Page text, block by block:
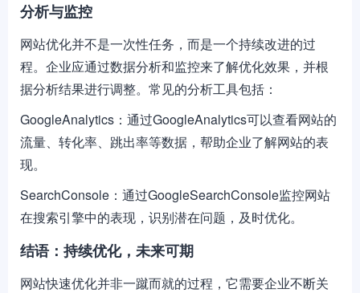
分析与监控
网站优化并不是一次性任务，而是一个持续改进的过
程。企业应通过数据分析和监控来了解优化效果，并根
据分析结果进行调整。常见的分析工具包括：
GoogleAnalytics：通过GoogleAnalytics可以查看网站的
流量、转化率、跳出率等数据，帮助企业了解网站的表
现。
SearchConsole：通过GoogleSearchConsole监控网站
在搜索引擎中的表现，识别潜在问题，及时优化。
结语：持续优化，未来可期
网站快速优化并非一蹴而就的过程，它需要企业不断关